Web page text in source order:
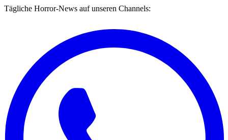
Tägliche Horror-News auf unseren Channels: